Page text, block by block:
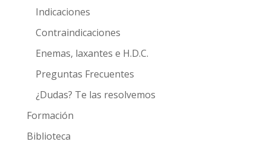
Indicaciones
Contraindicaciones
Enemas, laxantes e H.D.C.
Preguntas Frecuentes
¿Dudas? Te las resolvemos
Formación
Biblioteca